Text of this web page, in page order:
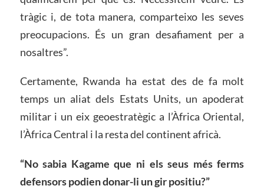
tràgic i, de tota manera, comparteixo les seves
preocupacions. És un gran desafiament per a
nosaltres”.
Certamente, Rwanda ha estat des de fa molt
temps un aliat dels Estats Units, un apoderat
militar i un eix geoestratègic a l’Àfrica Oriental,
l’Àfrica Central i la resta del continent africà.
“No sabia Kagame que ni els seus més ferms
defensors podien donar-li un gir positiu?”